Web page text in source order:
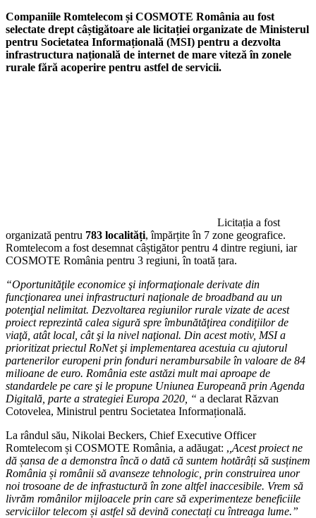
Companiile Romtelecom și COSMOTE România au fost
selectate drept câștigătoare ale licitației organizate de Ministerul
pentru Societatea Informațională (MSI) pentru a dezvolta
infrastructura națională de internet de mare viteză în zonele
rurale fără acoperire pentru astfel de servicii.
Licitația a fost
organizată pentru 783 localități, împărțite în 7 zone geografice.
Romtelecom a fost desemnat câștigător pentru 4 dintre regiuni, iar
COSMOTE România pentru 3 regiuni, în toată țara.
“Oportunităţile economice şi informaţionale derivate din
funcţionarea unei infrastructuri naţionale de broadband au un
potenţial nelimitat. Dezvoltarea regiunilor rurale vizate de acest
proiect reprezintă calea sigură spre îmbunătăţirea condiţiilor de
viaţă, atât local, cât şi la nivel naţional. Din acest motiv, MSI a
prioritizat priectul RoNet şi implementarea acestuia cu ajutorul
partenerilor europeni prin fonduri nerambursabile în valoare de 84
milioane de euro. România este astăzi mult mai aproape de
standardele pe care şi le propune Uniunea Europeană prin Agenda
Digitală, parte a strategiei Europa 2020, “ a declarat Răzvan
Cotovelea, Ministrul pentru Societatea Informațională.
La rândul său, Nikolai Beckers, Chief Executive Officer
Romtelecom și COSMOTE România, a adăugat: , ,Acest proiect ne
dă șansa de a demonstra încă o dată că suntem hotărâți să susținem
România și românii să avanseze tehnologic, prin construirea unor
noi trosoane de de infrastuctură în zone altfel inaccesibile. Vrem să
livrăm românilor mijloacele prin care să experimenteze beneficiile
serviciilor telecom și astfel să devină conectați cu întreaga lume.”